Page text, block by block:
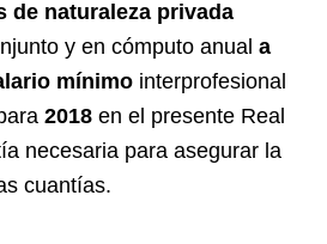
de naturaleza privada
y en cómputo anual a
mínimo interprofesional
2018 en el presente Real
necesaria para asegurar la
cuantías.